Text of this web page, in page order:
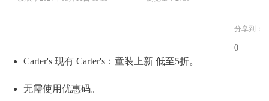
分享到：
0
Carter's 现有 Carter's：童装上新 低至5折。
无需使用优惠码。